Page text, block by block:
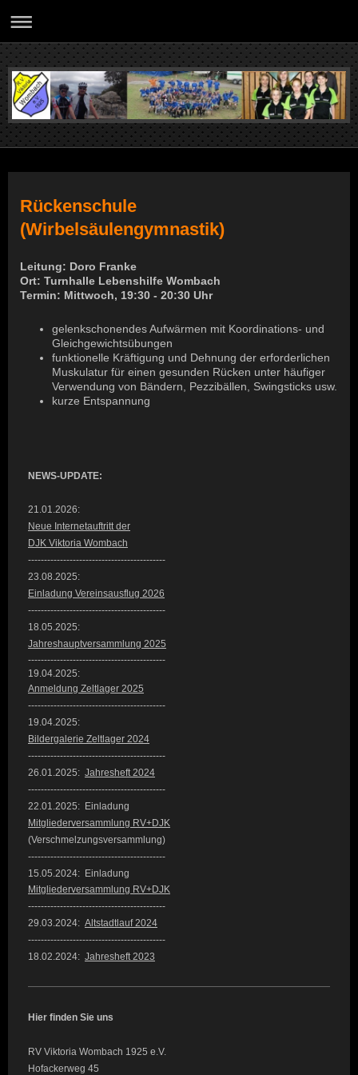
Rückenschule
(Wirbelsäulengymnastik)
Leitung: Doro Franke
Ort: Turnhalle Lebenshilfe Wombach
Termin: Mittwoch, 19:30 - 20:30 Uhr
gelenkschonendes Aufwärmen mit Koordinations- und
Gleichgewichtsübungen
funktionelle Kräftigung und Dehnung der erforderlichen
Muskulatur für einen gesunden Rücken unter häufiger
Verwendung von Bändern, Pezzibällen, Swingsticks usw.
kurze Entspannung
NEWS-UPDATE:
21.01.2026:
Neue Internetauftritt der
DJK Viktoria Wombach
-------------------------------------------
23.08.2025:
Einladung Vereinsausflug 2026
-------------------------------------------
18.05.2025:
Jahreshauptversammlung 2025
-------------------------------------------
19.04.2025:
Anmeldung Zeltlager 2025
-------------------------------------------
19.04.2025:
Bildergalerie Zeltlager 2024
-------------------------------------------
26.01.2025: Jahresheft 2024
-------------------------------------------
22.01.2025: Einladung
Mitgliederversammlung RV+DJK
(Verschmelzungsversammlung)
-------------------------------------------
15.05.2024: Einladung
Mitgliederversammlung RV+DJK
-------------------------------------------
29.03.2024: Altstadtlauf 2024
-------------------------------------------
18.02.2024: Jahresheft 2023
Hier finden Sie uns
RV Viktoria Wombach 1925 e.V.
Hofackerweg 45